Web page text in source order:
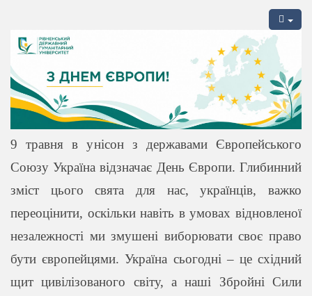
9 травня в унісон з державами Європейського
Союзу Україна відзначає День Європи. Глибинний
зміст цього свята для нас, українців, важко
переоцінити, оскільки навіть в умовах відновленої
незалежності ми змушені виборювати своє право
бути європейцями. Україна сьогодні – це східний
щит цивілізованого світу, а наші Збройні Сили